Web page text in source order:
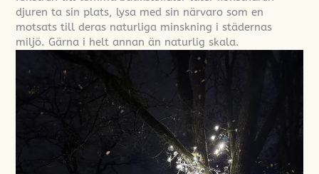
djuren ta sin plats, lysa med sin närvaro som en
motsats till deras naturliga minskning i städernas
miljö. Gärna i helt annan än naturlig skala.